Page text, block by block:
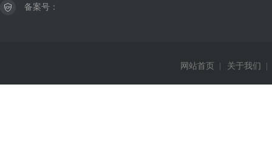
备案号：
网站首页 关于我们